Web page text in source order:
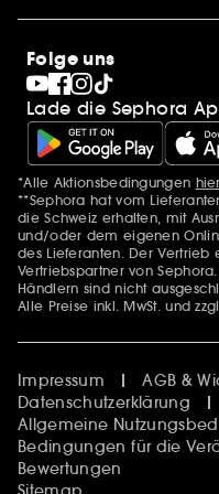
SEPHORA Prize
Clean at Sephora
Pride
Folge uns
Lade die Sephora
Zusätzlich
*Alle Aktionsbedingungen hier
**Sephora hat vom
die Schweiz erhalten, mit
und/oder dem eigenen
des Lieferanten. Der
Vertriebspartner von
Händlern sind nicht
Alle Preise inkl. MwSt. und
Impressum
AGB &
Datenschutzerklärung
Allgemeine
Bedingungen für die
Bewertungen